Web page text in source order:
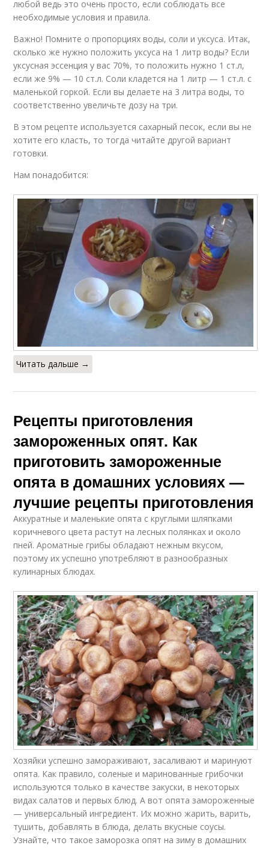
любой ведь это очень просто, если соблюдать все
необходимые условия и правила.
Важно! Помните о пропорциях воды, соли и уксуса. Итак,
сколько же нужно положить уксуса на 1 литр воды? Если
уксусная эссенция у вас 70%, то положить нужно 1 ст.л,
если же 9% — 10 ст.л. Соли кладется на 1 литр — 1 ст.л. с
маленькой горкой. Если вы делаете на 3 литра воды, то
соответственно увеличьте дозу на три.
В этом рецепте используется сахарный песок, если вы не
хотите его класть, то тогда читайте другой вариант
готовки.
Нам понадобится:
Читать дальше →
Рецепты приготовления
замороженных опят. Как
приготовить замороженные
опята в домашних условиях —
лучшие рецепты приготовления
Аккуратные и маленькие опята с круглыми шляпками
коричневого цвета растут на лесных полянках и около
пней. Ароматные грибы обладают нежным вкусом,
поэтому их успешно употребляют в разнообразных
кулинарных блюдах.
Хозяйки успешно замораживают, засаливают и маринуют
опята. Как правило, соленые и маринованные грибочки
используются только в качестве закуски, в некоторых
видах салатов и первых блюд. А вот опята замороженные
— универсальный ингредиент. Их можно жарить, варить,
тушить, добавлять в блюда, делать вкусные соусы.
Узнайте, что такое заморозка опят на зиму в домашних